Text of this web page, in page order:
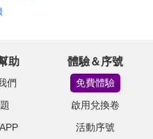
助
們
體驗＆序號
免費體驗
啟用兌換卷
活動序號